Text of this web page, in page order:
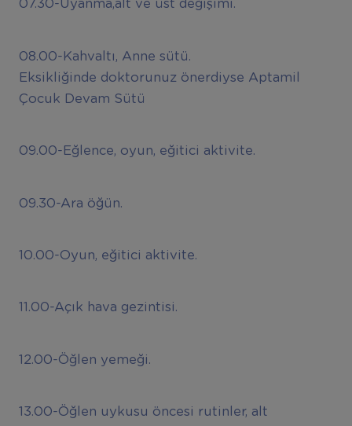
07.30-Uyanma,alt ve üst değişimi.
08.00-Kahvaltı, Anne sütü.
Eksikliğinde doktorunuz önerdiyse Aptamil
Çocuk Devam Sütü
09.00-Eğlence, oyun, eğitici aktivite.
09.30-Ara öğün.
10.00-Oyun, eğitici aktivite.
11.00-Açık hava gezintisi.
12.00-Öğlen yemeği.
13.00-Öğlen uykusu öncesi rutinler, alt